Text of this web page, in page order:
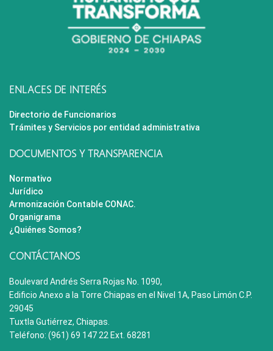
ENLACES DE INTERÉS
Directorio de Funcionarios
Trámites y Servicios por entidad administrativa
DOCUMENTOS Y TRANSPARENCIA
Normativo
Jurídico
Armonización Contable CONAC.
Organigrama
¿Quiénes Somos?
CONTÁCTANOS
Boulevard Andrés Serra Rojas No. 1090,
Edificio Anexo a la Torre Chiapas en el Nivel 1A, Paso Limón C.P.
29045
Tuxtla Gutiérrez, Chiapas.
Teléfono: (961) 69 147 22 Ext. 68281